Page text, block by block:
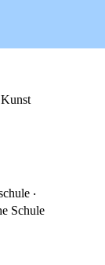
‧
Schule